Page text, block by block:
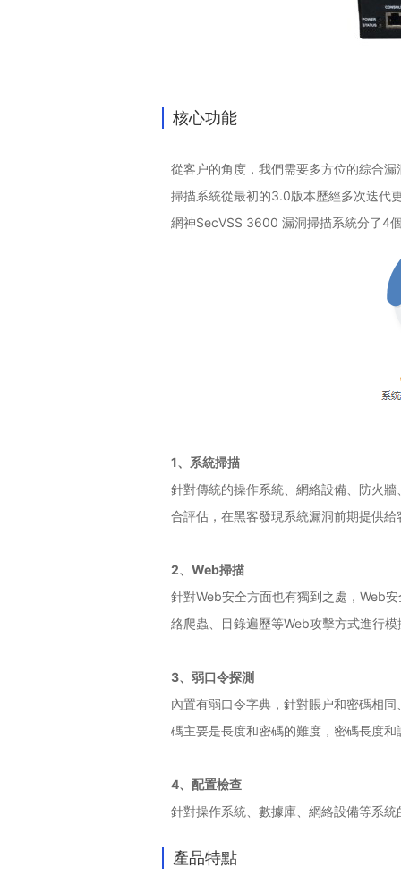
核心功能
從客户的角度，我們需要多方位的綜合
掃描系統從最初的3.0版本歷經多次迭代
網神SecVSS 3600 漏洞掃描系統分了4
1、系統掃描
針對傳統的操作系統、網絡設備、防火
合評估，在黑客發現系統漏洞前期提供
2、Web掃描
針對Web安全方面也有獨到之處，Web
絡爬蟲、目錄遍歷等Web攻擊方式進行
3、弱口令探測
內置有弱口令字典，針對賬户和密碼相
碼主要是長度和密碼的難度，密碼長度
4、配置檢查
針對操作系統、數據庫、網絡設備等系
產品特點